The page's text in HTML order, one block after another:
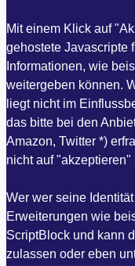
Mit einem Klick auf
gehostete Javascripte
Informationen, wie
weitergeben können.
liegt nicht im
das bitte bei den
Amazon, Twitter *)
nicht auf
Wer wer seine
Erweiterungen wie
ScriptBlock und kann
zulassen oder eben